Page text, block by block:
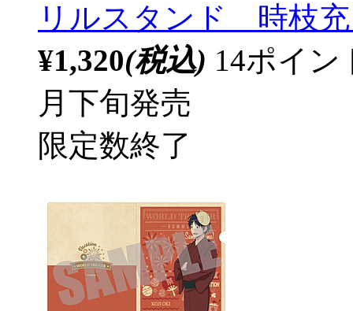
リルスタンド 時枝
¥1,320(税込) 14ポイ
月下旬発売
限定数終了